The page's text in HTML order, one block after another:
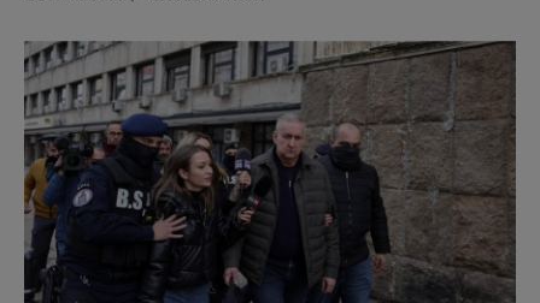
CONCURSURI
PODCAST
ASCULTĂ
LIVE